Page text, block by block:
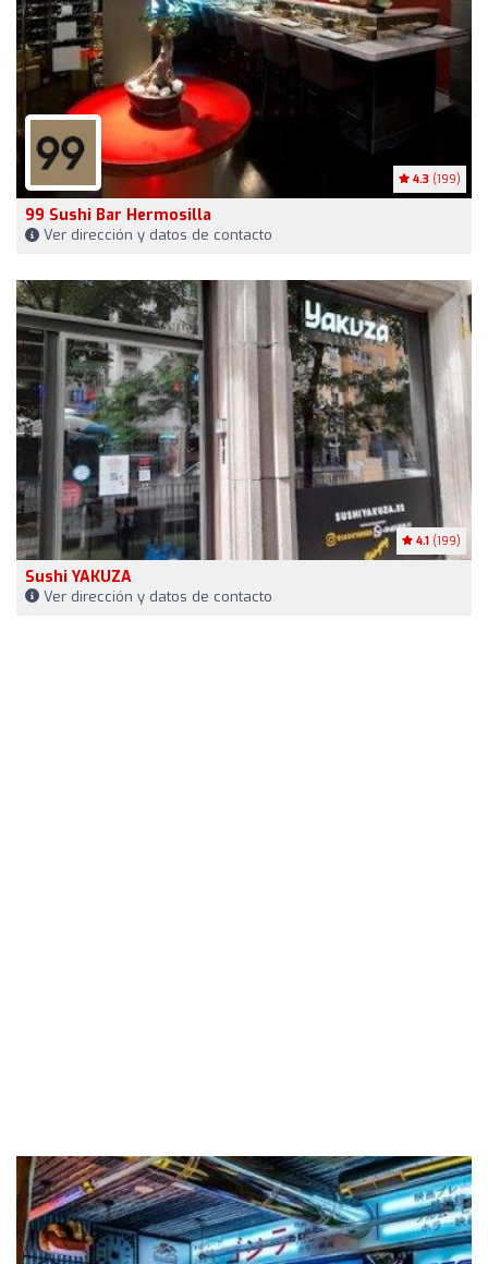
4.3 (199)
99 Sushi Bar Hermosilla
Ver dirección y datos de contacto
4.1 (199)
Sushi YAKUZA
Ver dirección y datos de contacto